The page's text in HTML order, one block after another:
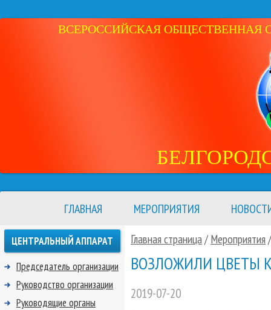
ВСЕРОССИЙСКАЯ ОБЩЕСТВЕННАЯ
ГЛАВНАЯ МЕРОПРИЯТИЯ
Главная страница/ Мероприятия
ВОЗЛОЖИЛИ ЦВЕТЫ
2019-07-20
ЦЕНТРАЛЬНЫЙ АППАРАТ
Председатель организации
Руководство организации
Руководящие органы